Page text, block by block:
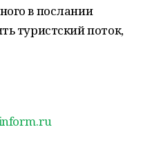
в послании
туристский поток,